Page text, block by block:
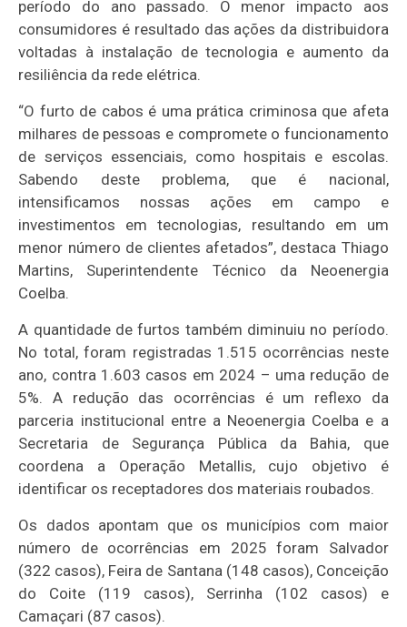
período do ano passado. O menor impacto aos
consumidores é resultado das ações da distribuidora
voltadas à instalação de tecnologia e aumento da
resiliência da rede elétrica.
“O furto de cabos é uma prática criminosa que afeta
milhares de pessoas e compromete o funcionamento
de serviços essenciais, como hospitais e escolas.
Sabendo deste problema, que é nacional,
intensificamos nossas ações em campo e
investimentos em tecnologias, resultando em um
menor número de clientes afetados”, destaca Thiago
Martins, Superintendente Técnico da Neoenergia
Coelba.
A quantidade de furtos também diminuiu no período.
No total, foram registradas 1.515 ocorrências neste
ano, contra 1.603 casos em 2024 – uma redução de
5%. A redução das ocorrências é um reflexo da
parceria institucional entre a Neoenergia Coelba e a
Secretaria de Segurança Pública da Bahia, que
coordena a Operação Metallis, cujo objetivo é
identificar os receptadores dos materiais roubados.
Os dados apontam que os municípios com maior
número de ocorrências em 2025 foram Salvador
(322 casos), Feira de Santana (148 casos), Conceição
do Coite (119 casos), Serrinha (102 casos) e
Camaçari (87 casos).